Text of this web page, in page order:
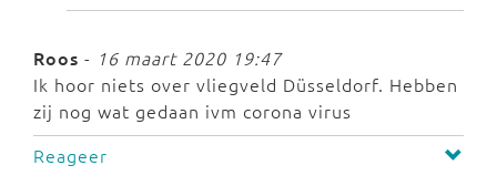
Roos - 16 maart 2020 19:47
Ik hoor niets over vliegveld Düsseldorf. Hebben
zij nog wat gedaan ivm corona virus
Reageer